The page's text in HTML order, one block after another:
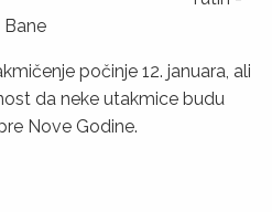
Bane
počinje 12. januara, ali
da neke utakmice budu
Nove Godine.